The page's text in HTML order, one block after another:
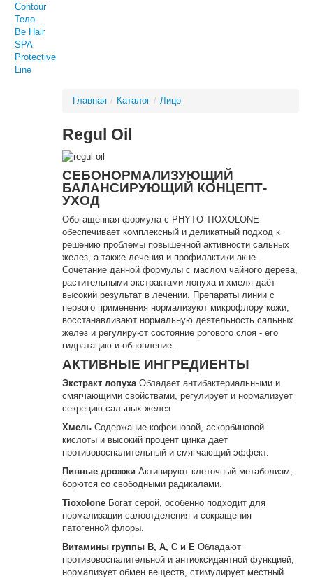
Contour
Тело
Be Hair
SPA
Protective
Line
Главная / Каталог / Лицо
Regul Oil
CЕБОНОРМАЛИЗУЮЩИЙ
БАЛАНСИРУЮЩИЙ КОНЦЕПТ-
УХОД
Обогащенная формула с PHYTO-TIOXOLONE
обеспечивает комплексный и деликатный подход к
решению проблемы повышенной активности сальных
желез, а также лечения и профилактики акне.
Сочетание данной формулы с маслом чайного дерева,
растительными экстрактами лопуха и хмеля даёт
высокий результат в лечении. Препараты линии с
первого применения нормализуют микрофлору кожи,
восстанавливают нормальную деятельность сальных
желез и регулируют состояние рогового слоя - его
гидратацию и обновление.
АКТИВНЫЕ ИНГРЕДИЕНТЫ
Экстракт лопухаОбладает антибактериальными и
смягчающими свойствами, регулирует и нормализует
секрецию сальных желез.
Хмель Содержание кофеиновой, аскорбиновой
кислоты и высокий процент цинка дает
противовоспалительный и смягчающий эффект.
Пивные дрожжиАктивируют клеточный метаболизм,
борются со свободными радикалами.
Tioxolone Богат серой, особенно подходит для
нормализации салоотделения и сокращения
патогенной флоры.
Витамины группы В, А, С и Е Обладают
противовоспалительной и антиоксидантной функцией,
нормализует обмен веществ, стимулирует местный